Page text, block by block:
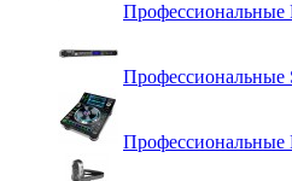
Профессиональные
Профессиональные